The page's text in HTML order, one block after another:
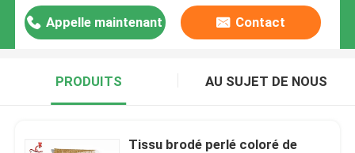
Appelle maintenant Contact
PRODUITS AU SUJET DE NOUS
Tissu brodé perlé coloré de